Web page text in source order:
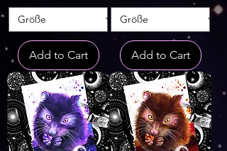
Add to Cart Add to Cart